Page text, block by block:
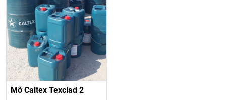
Mỡ Caltex Texclad 2